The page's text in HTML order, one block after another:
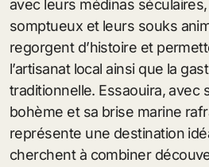
avec leurs médinas
somptueux et leurs souks
regorgent d’histoire et
l’artisanat local ainsi que la
traditionnelle. Essaouira, avec
bohème et sa brise marine
représente une destination
cherchent à combiner